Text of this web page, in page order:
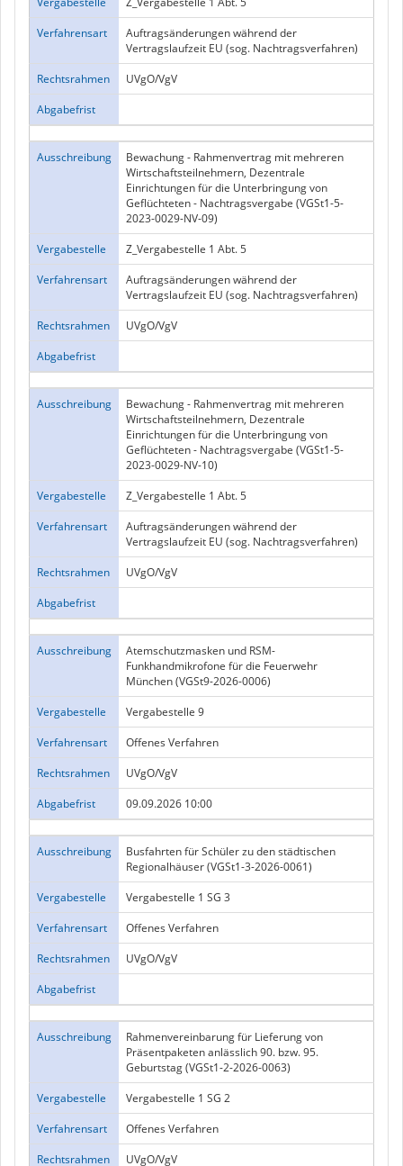
Verfahrensart
Auftragsänderungen während der
Vertragslaufzeit EU (sog. Nachtragsverfahren)
Rechtsrahmen
UVgO/VgV
Abgabefrist
Ausschreibung
Bewachung - Rahmenvertrag mit mehreren
Wirtschaftsteilnehmern, Dezentrale
Einrichtungen für die Unterbringung von
Geflüchteten - Nachtragsvergabe (VGSt1-5-
2023-0029-NV-09)
Vergabestelle
Z_Vergabestelle 1 Abt. 5
Verfahrensart
Auftragsänderungen während der
Vertragslaufzeit EU (sog. Nachtragsverfahren)
Rechtsrahmen
UVgO/VgV
Abgabefrist
Ausschreibung
Bewachung - Rahmenvertrag mit mehreren
Wirtschaftsteilnehmern, Dezentrale
Einrichtungen für die Unterbringung von
Geflüchteten - Nachtragsvergabe (VGSt1-5-
2023-0029-NV-10)
Vergabestelle
Z_Vergabestelle 1 Abt. 5
Verfahrensart
Auftragsänderungen während der
Vertragslaufzeit EU (sog. Nachtragsverfahren)
Rechtsrahmen
UVgO/VgV
Abgabefrist
Ausschreibung
Atemschutzmasken und RSM-
Funkhandmikrofone für die Feuerwehr
München (VGSt9-2026-0006)
Vergabestelle
Vergabestelle 9
Verfahrensart
Offenes Verfahren
Rechtsrahmen
UVgO/VgV
Abgabefrist
09.09.2026 10:00
Ausschreibung
Busfahrten für Schüler zu den städtischen
Regionalhäuser (VGSt1-3-2026-0061)
Vergabestelle
Vergabestelle 1 SG 3
Verfahrensart
Offenes Verfahren
Rechtsrahmen
UVgO/VgV
Abgabefrist
Ausschreibung
Rahmenvereinbarung für Lieferung von
Präsentpaketen anlässlich 90. bzw. 95.
Geburtstag (VGSt1-2-2026-0063)
Vergabestelle
Vergabestelle 1 SG 2
Verfahrensart
Offenes Verfahren
Rechtsrahmen
UVgO/VgV